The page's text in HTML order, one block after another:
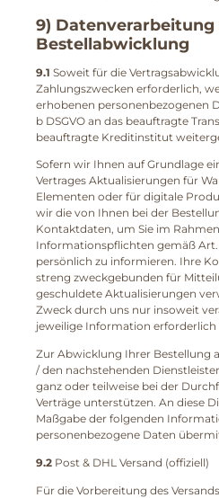
9) Datenverarbeitung
Bestellabwicklung
9.1 Soweit für die
Zahlungszwecken erforderlich,
erhobenen personenbezogenen
b DSGVO an das beauftragte
beauftragte Kreditinstitut
Sofern wir Ihnen auf Grundlage
Vertrages Aktualisierungen für
Elementen oder für digitale
wir die von Ihnen bei der
Kontaktdaten, um Sie im
Informationspflichten gemäß Art.
persönlich zu informieren. Ihre
streng zweckgebunden für
geschuldete Aktualisierungen
Zweck durch uns nur insoweit
jeweilige Information erforderlich
Zur Abwicklung Ihrer Bestellung
/ den nachstehenden
ganz oder teilweise bei der
Verträge unterstützen. An diese
Maßgabe der folgenden
personenbezogene Daten
9.2 Post & DHL Versand (offiziell)
Für die Vorbereitung des